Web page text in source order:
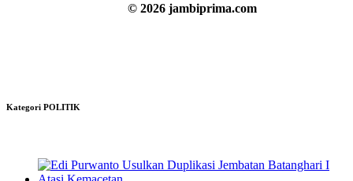
© 2026 jambiprima.com
Kategori POLITIK